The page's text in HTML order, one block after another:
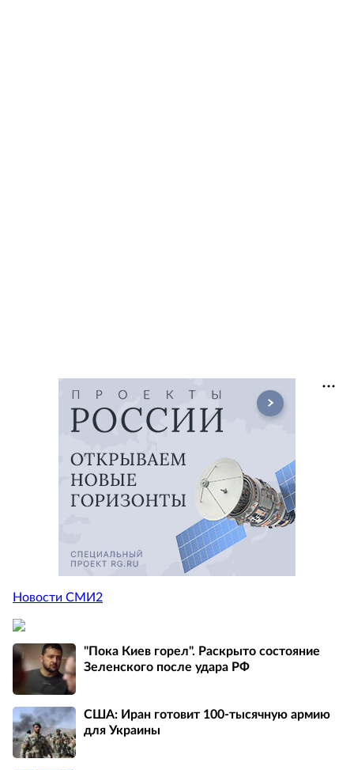
Новости СМИ2
"Пока Киев горел". Раскрыто состояние
Зеленского после удара РФ
США: Иран готовит 100-тысячную армию
для Украины